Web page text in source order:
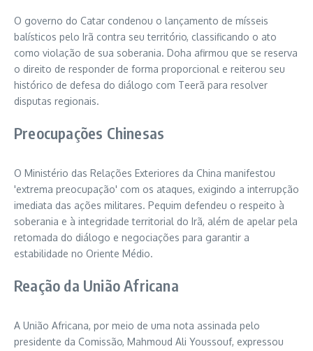
O governo do Catar condenou o lançamento de mísseis
balísticos pelo Irã contra seu território, classificando o ato
como violação de sua soberania. Doha afirmou que se reserva
o direito de responder de forma proporcional e reiterou seu
histórico de defesa do diálogo com Teerã para resolver
disputas regionais.
Preocupações Chinesas
O Ministério das Relações Exteriores da China manifestou
'extrema preocupação' com os ataques, exigindo a interrupção
imediata das ações militares. Pequim defendeu o respeito à
soberania e à integridade territorial do Irã, além de apelar pela
retomada do diálogo e negociações para garantir a
estabilidade no Oriente Médio.
Reação da União Africana
A União Africana, por meio de uma nota assinada pelo
presidente da Comissão, Mahmoud Ali Youssouf, expressou